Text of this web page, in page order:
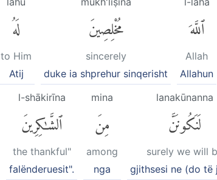
ٱللَّهَ
Allah
Allahun
مُخْلِصِينَ
sincerely
duke ia shprehur sinqerisht
لَهُ
to Him
Atij
lanakūnanna
لَنَكُونَنَّ
surely we will
gjithsesi ne (do të
mina
مِنَ
among
nga
l-shākirīna
ٱلشَّٰكِرِينَ
the thankful"
falënderuesit".